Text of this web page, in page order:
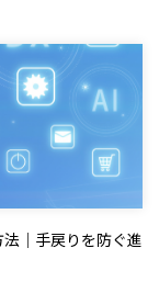
｜手戻りを防ぐ進